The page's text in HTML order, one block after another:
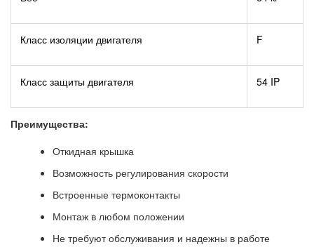
Класс изоляции двигателя F
Класс защиты двигателя 54 IP
Преимущества:
Откидная крышка
Возможность регулирования скорости
Встроенные термоконтакты
Монтаж в любом положении
Не требуют обслуживания и надежны в работе